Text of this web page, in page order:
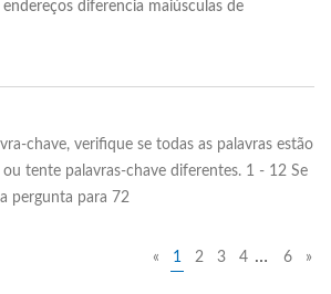
diferencia maiúsculas de
chave, verifique se todas as palavras estão
tente palavras-chave diferentes. 1 - 12 Se
pergunta para 72
« 1 2 3 4 … 6 »